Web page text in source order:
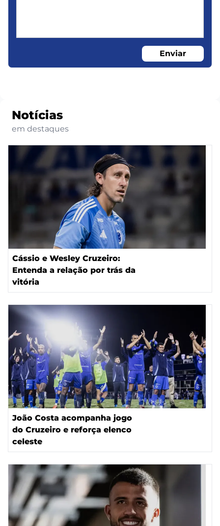
Enviar
Notícias
em destaques
Cássio e Wesley Cruzeiro:
Entenda a relação por trás da
vitória
João Costa acompanha jogo
do Cruzeiro e reforça elenco
celeste